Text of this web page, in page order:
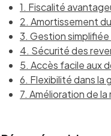
1. Fiscalité
2. Amortissement
3. Gestion
4. Sécurité des
5. Accès facile aux
6. Flexibilité dans la
7. Amélioration de